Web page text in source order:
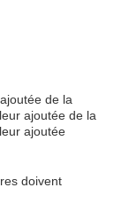
de la
ajoutée de la
ajoutée
doivent